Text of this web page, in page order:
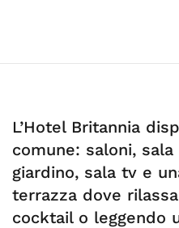
L’Hotel Britannia
comune: saloni, sala
giardino, sala tv e
terrazza dove
cocktail o leggendo